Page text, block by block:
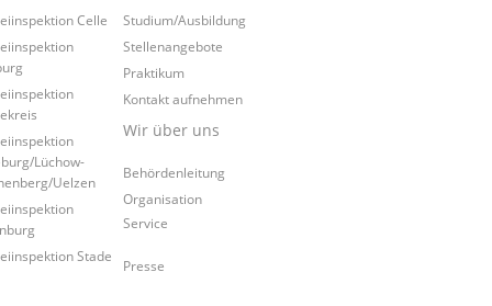
Celle
Lüchow-
Uelzen
Stade
Studium/Ausbildung
Stellenangebote
Praktikum
Kontakt aufnehmen
Wir über uns
Behördenleitung
Organisation
Service
Presse